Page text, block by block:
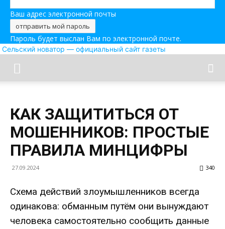
Ваш адрес электронной почты
Пароль будет выслан Вам по электронной почте.
Сельский новатор — официальный сайт газеты
КАК ЗАЩИТИТЬСЯ ОТ
МОШЕННИКОВ: ПРОСТЫЕ
ПРАВИЛА МИНЦИФРЫ
27.09.2024 340
Схема действий злоумышленников всегда
одинакова: обманным путём они вынуждают
человека самостоятельно сообщить данные